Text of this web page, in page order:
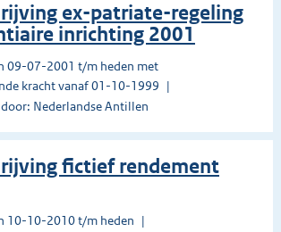
ex-patriate-regeling
inrichting 2001
09-07-2001 t/m heden met
kracht vanaf 01-10-1999
Nederlandse Antillen
fictief rendement
10-10-2010 t/m heden